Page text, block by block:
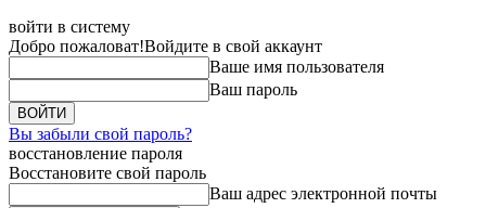
войти в систему
Добро пожаловат!Войдите в свой аккаунт
Ваше имя пользователя
Ваш пароль
Вы забыли свой пароль?
восстановление пароля
Восстановите свой пароль
Ваш адрес электронной почты